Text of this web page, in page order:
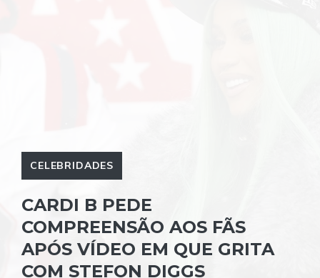
CELEBRIDADES
CARDI B PEDE
COMPREENSÃO AOS FÃS
APÓS VÍDEO EM QUE GRITA
COM STEFON DIGGS